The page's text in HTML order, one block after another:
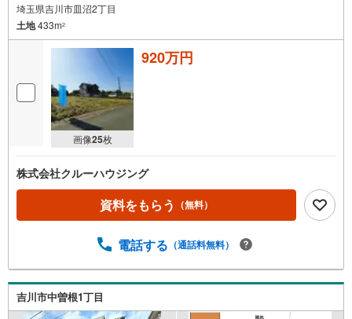
埼玉県吉川市皿沼2丁目
土地433m2
画像25枚
920万円
株式会社クルーハウジング
資料をもらう （無料）
電話する （通話料無料）
吉川市中曽根1丁目